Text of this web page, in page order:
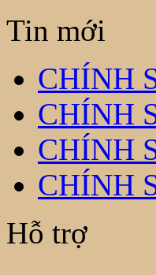
Tin mới
CHÍNH
CHÍNH
CHÍNH
CHÍNH
Hỗ trợ